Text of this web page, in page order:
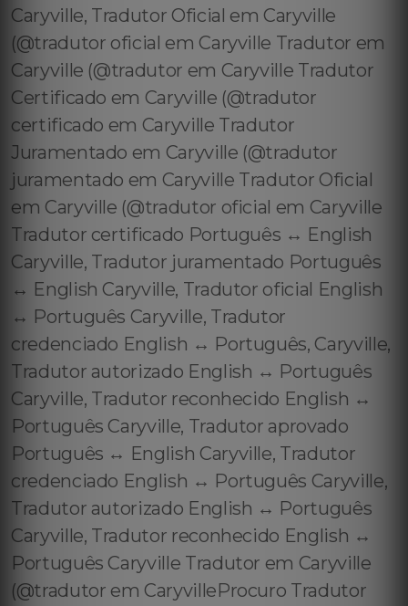
Caryville, Tradutor Oficial em Caryville
(@tradutor oficial em Caryville Tradutor em
Caryville (@tradutor em Caryville Tradutor
Certificado em Caryville (@tradutor
certificado em Caryville Tradutor
Juramentado em Caryville (@tradutor
juramentado em Caryville Tradutor Oficial
em Caryville (@tradutor oficial em Caryville
Tradutor certificado Português ↔️ English
Caryville, Tradutor juramentado Português
↔️ English Caryville, Tradutor oficial English
↔️ Português Caryville, Tradutor
credenciado English ↔️ Português, Caryville,
Tradutor autorizado English ↔️ Português
Caryville, Tradutor reconhecido English ↔️
Português Caryville, Tradutor aprovado
Português ↔️ English Caryville, Tradutor
credenciado English ↔️ Português Caryville,
Tradutor autorizado English ↔️ Português
Caryville, Tradutor reconhecido English ↔️
Português Caryville Tradutor em Caryville
(@tradutor em CaryvilleProcuro Tradutor